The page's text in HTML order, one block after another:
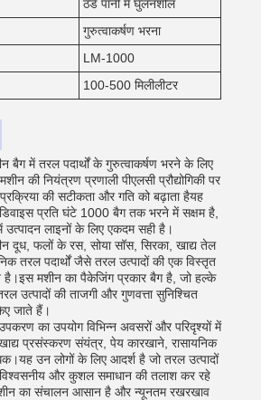
ठंडे पानी में घुलनशील
गुरुत्वाकर्षण भरना
LM-1000
100-500 मिलीलीटर
बैग में तरल पदार्थों के गुरुत्वाकर्षण भरने के लिए
की नियंत्रण प्रणाली पीएलसी प्रौद्योगिकी पर
की सटीकता और गति को बढ़ाता हैयह
प्रति घंटे 1000 बैग तक भरने में सक्षम है,
लाइनों के लिए एकदम सही है।
दूध, फलों के रस, सोया सॉस, सिरका, खाद्य तेल
तरल पदार्थों जैसे तरल उत्पादों की एक विस्तृत
मशीन का पैकेजिंग प्रकार बैग है, जो हल्के
उत्पादों की ताजगी और गुणवत्ता सुनिश्चित
जाते हैं।
का उपयोग विभिन्न अवसरों और परिदृश्यों में
प्रसंस्करण संयंत्र, पेय कारखाने, रासायनिक
उन लोगों के लिए आदर्श है जो तरल उत्पादों
और कुशल समाधान की तलाश कर रहे
का संचालन आसान है और न्यूनतम रखरखाव